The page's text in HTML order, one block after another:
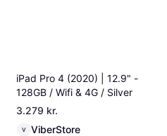
iPad Pro 4 (2020) | 12.9" -
128GB / Wifi & 4G / Silver
3.279 kr.
V ViberStore